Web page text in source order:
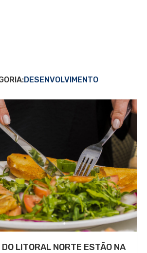
DESENVOLVIMENTO
LITORAL NORTE ESTÃO NA